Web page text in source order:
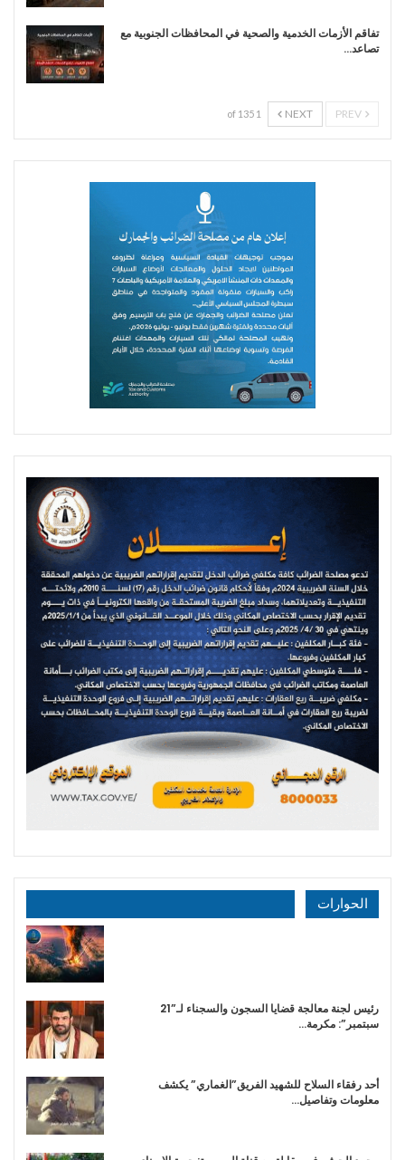
تفاقم الأزمات الخدمية والصحية في المحافظات الجنوبية مع
تصاعد…
NEXT
1 of 135
الحوارات
رئيس لجنة معالجة قضايا السجون والسجناء لـ”21
سبتمبر”: مكرمة…
أحد رفقاء السلاح للشهيد الفريق”الغماري” يكشف
معلومات وتفاصيل…